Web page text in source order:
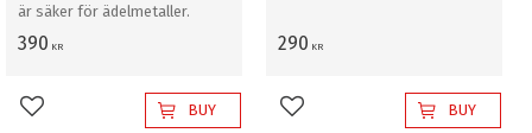
är säker för ädelmetaller.
390 KR
Add to favorites BUY
290 KR
Add to favorites BUY